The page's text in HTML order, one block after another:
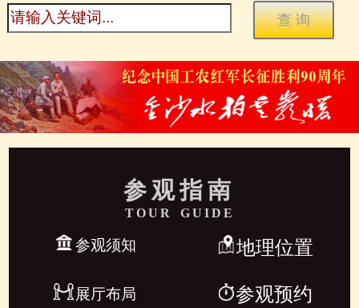
参观指南
TOUR GUIDE
参观须知 地理位置
展厅布局 参观预约